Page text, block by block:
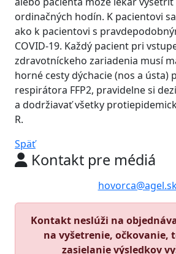
ordinačných hodín. K pacientovi
ako k pacientovi s
COVID-19. Každý pacient pri
zdravotníckeho zariadenia musí
horné cesty dýchacie (nos a ústa)
respirátora FFP2, pravidelne si
a dodržiavať všetky
R.
Späť
Kontakt pre médiá
Kontakt neslúži na
na vyšetrenie, očkovanie,
zasielanie výsledkov